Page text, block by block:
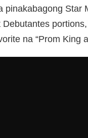
pinakabagong Star
na “Prom King